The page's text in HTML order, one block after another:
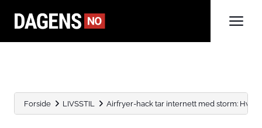
Forside LIVSSTIL Airfryer-hack tar internett med storm: Hvis